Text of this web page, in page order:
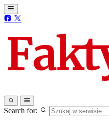
Search for: